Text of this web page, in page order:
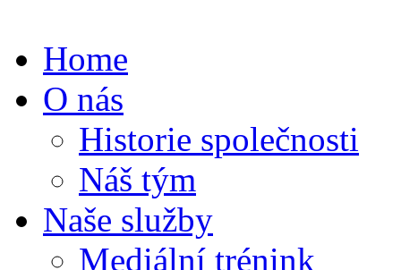
Home
O nás
Historie společnosti
Náš tým
Naše služby
Mediální trénink